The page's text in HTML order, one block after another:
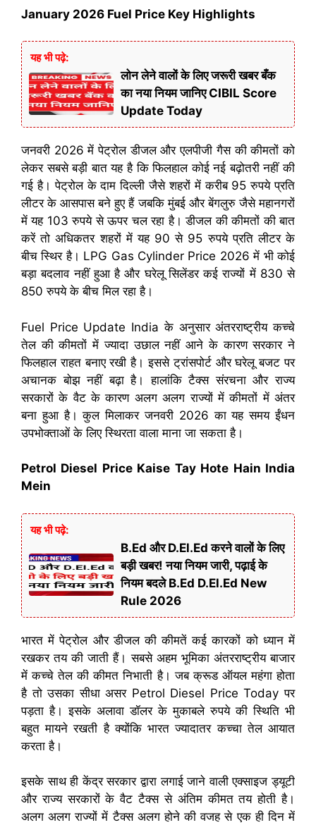
January 2026 Fuel Price Key Highlights
यह भी पढ़े:
लोन लेने वालों के लिए जरूरी खबर बँक
का नया नियम जानिए CIBIL Score
Update Today
जनवरी 2026 में पेट्रोल डीजल और एलपीजी गैस की कीमतों को
लेकर सबसे बड़ी बात यह है कि फिलहाल कोई नई बढ़ोतरी नहीं की
गई है। पेट्रोल के दाम दिल्ली जैसे शहरों में करीब 95 रुपये प्रति
लीटर के आसपास बने हुए हैं जबकि मुंबई और बेंगलुरु जैसे महानगरों
में यह 103 रुपये से ऊपर चल रहा है। डीजल की कीमतों की बात
करें तो अधिकतर शहरों में यह 90 से 95 रुपये प्रति लीटर के
बीच स्थिर है। LPG Gas Cylinder Price 2026 में भी कोई
बड़ा बदलाव नहीं हुआ है और घरेलू सिलेंडर कई राज्यों में 830 से
850 रुपये के बीच मिल रहा है।
Fuel Price Update India के अनुसार अंतरराष्ट्रीय कच्चे
तेल की कीमतों में ज्यादा उछाल नहीं आने के कारण सरकार ने
फिलहाल राहत बनाए रखी है। इससे ट्रांसपोर्ट और घरेलू बजट पर
अचानक बोझ नहीं बढ़ा है। हालांकि टैक्स संरचना और राज्य
सरकारों के वैट के कारण अलग अलग राज्यों में कीमतों में अंतर
बना हुआ है। कुल मिलाकर जनवरी 2026 का यह समय ईंधन
उपभोक्ताओं के लिए स्थिरता वाला माना जा सकता है।
Petrol Diesel Price Kaise Tay Hote Hain India
Mein
यह भी पढ़े:
B.Ed और D.El.Ed करने वालों के लिए
बड़ी खबर! नया नियम जारी, पढ़ाई के
नियम बदले B.Ed D.El.Ed New
Rule 2026
भारत में पेट्रोल और डीजल की कीमतें कई कारकों को ध्यान में
रखकर तय की जाती हैं। सबसे अहम भूमिका अंतरराष्ट्रीय बाजार
में कच्चे तेल की कीमत निभाती है। जब क्रूड ऑयल महंगा होता
है तो उसका सीधा असर Petrol Diesel Price Today पर
पड़ता है। इसके अलावा डॉलर के मुकाबले रुपये की स्थिति भी
बहुत मायने रखती है क्योंकि भारत ज्यादातर कच्चा तेल आयात
करता है।
इसके साथ ही केंद्र सरकार द्वारा लगाई जाने वाली एक्साइज ड्यूटी
और राज्य सरकारों के वैट टैक्स से अंतिम कीमत तय होती है।
अलग अलग राज्यों में टैक्स अलग होने की वजह से एक ही दिन में